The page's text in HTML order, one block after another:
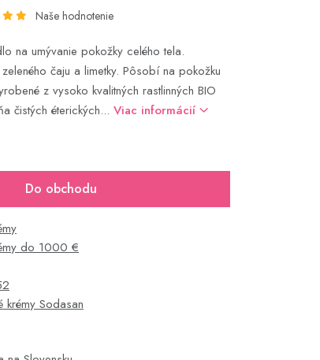
Naše hodnotenie
na umývanie pokožky celého tela.
čaju a limetky. Pôsobí na pokožku
z vysoko kvalitných rastlinných BIO
čistých éterických... Viac informácií
Do obchodu
do 1000 €
krémy Sodasan